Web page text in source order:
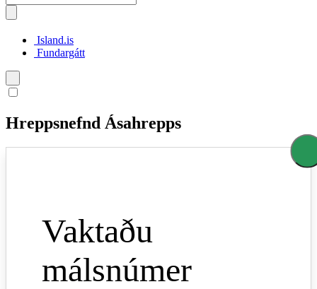
Island.is
Fundargátt
Hreppsnefnd Ásahrepps
Vaktaðu
málsnúmer